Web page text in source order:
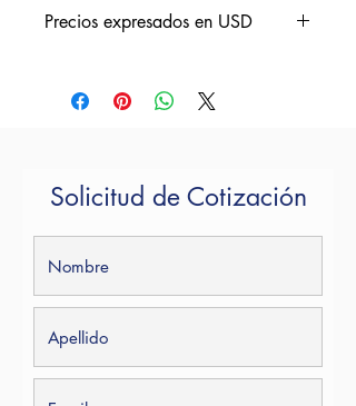
Precios expresados en USD
Por favor ponte en contacto y con
gusto te atendemos.
Tel. +52 55 7262 2901
Solicitud de Cotización